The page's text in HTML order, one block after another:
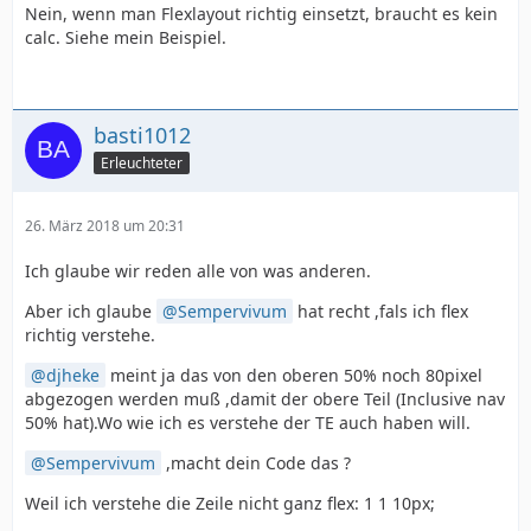
Nein, wenn man Flexlayout richtig einsetzt, braucht es kein
calc. Siehe mein Beispiel.
basti1012
Erleuchteter
26. März 2018 um 20:31
Ich glaube wir reden alle von was anderen.
Aber ich glaube
Sempervivum hat recht ,fals ich flex
richtig verstehe.
djheke meint ja das von den oberen 50% noch 80pixel
abgezogen werden muß ,damit der obere Teil (Inclusive nav
50% hat).Wo wie ich es verstehe der TE auch haben will.
Sempervivum ,macht dein Code das ?
Weil ich verstehe die Zeile nicht ganz flex: 1 1 10px;